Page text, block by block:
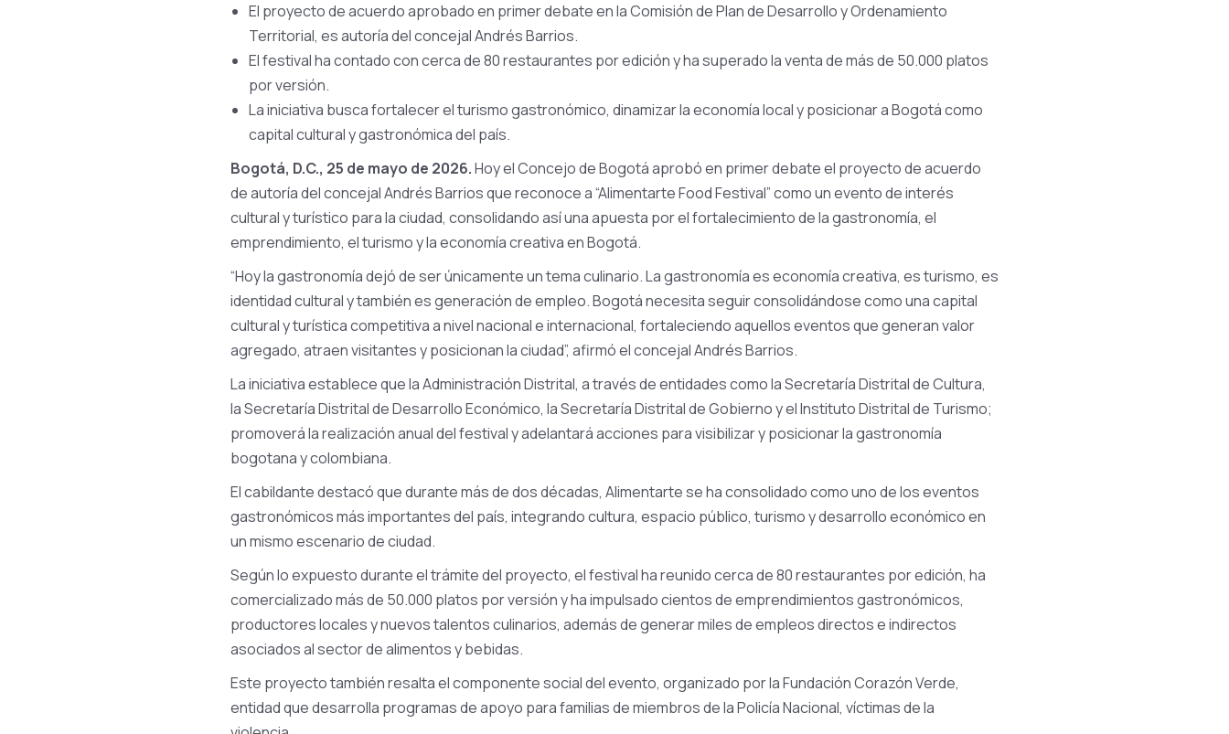
El proyecto de acuerdo aprobado en primer debate en la Comisión de Plan de Desarrollo y Ordenamiento
Territorial, es autoría del concejal Andrés Barrios.
El festival ha contado con cerca de 80 restaurantes por edición y ha superado la venta de más de 50.000 platos
por versión.
La iniciativa busca fortalecer el turismo gastronómico, dinamizar la economía local y posicionar a Bogotá como
capital cultural y gastronómica del país.
Bogotá, D.C., 25 de mayo de 2026.Hoy el Concejo de Bogotá aprobó en primer debate el proyecto de acuerdo
de autoría del concejal Andrés Barrios que reconoce a “Alimentarte Food Festival” como un evento de interés
cultural y turístico para la ciudad, consolidando así una apuesta por el fortalecimiento de la gastronomía, el
emprendimiento, el turismo y la economía creativa en Bogotá.
“Hoy la gastronomía dejó de ser únicamente un tema culinario. La gastronomía es economía creativa, es turismo, es
identidad cultural y también es generación de empleo. Bogotá necesita seguir consolidándose como una capital
cultural y turística competitiva a nivel nacional e internacional, fortaleciendo aquellos eventos que generan valor
agregado, atraen visitantes y posicionan la ciudad”, afirmó el concejal Andrés Barrios.
La iniciativa establece que la Administración Distrital, a través de entidades como la Secretaría Distrital de Cultura,
la Secretaría Distrital de Desarrollo Económico, la Secretaría Distrital de Gobierno y el Instituto Distrital de Turismo;
promoverá la realización anual del festival y adelantará acciones para visibilizar y posicionar la gastronomía
bogotana y colombiana.
El cabildante destacó que durante más de dos décadas, Alimentarte se ha consolidado como uno de los eventos
gastronómicos más importantes del país, integrando cultura, espacio público, turismo y desarrollo económico en
un mismo escenario de ciudad.
Según lo expuesto durante el trámite del proyecto, el festival ha reunido cerca de 80 restaurantes por edición, ha
comercializado más de 50.000 platos por versión y ha impulsado cientos de emprendimientos gastronómicos,
productores locales y nuevos talentos culinarios, además de generar miles de empleos directos e indirectos
asociados al sector de alimentos y bebidas.
Este proyecto también resalta el componente social del evento, organizado por la Fundación Corazón Verde,
entidad que desarrolla programas de apoyo para familias de miembros de la Policía Nacional, víctimas de la